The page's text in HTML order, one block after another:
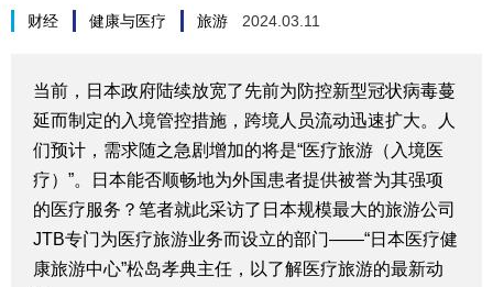
视觉日本
新闻
话题
财经 健康与医疗 旅游 2024.03.11
当前，日本政府陆续放宽了先前为防控新型冠状病毒蔓
延而制定的入境管控措施，跨境人员流动迅速扩大。人
们预计，需求随之急剧增加的将是“医疗旅游（入境医
疗）”。日本能否顺畅地为外国患者提供被誉为其强项
的医疗服务？笔者就此采访了日本规模最大的旅游公司
JTB专门为医疗旅游业务而设立的部门——“日本医疗健
康旅游中心”松岛孝典主任，以了解医疗旅游的最新动